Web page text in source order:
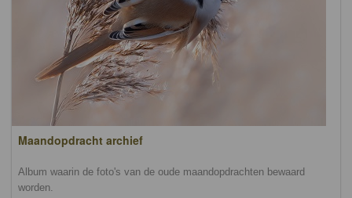
Maandopdracht archief
Album waarin de foto's van de oude maandopdrachten bewaard
worden.